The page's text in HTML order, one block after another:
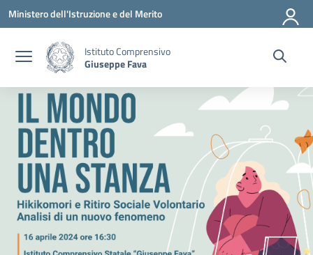
Vai ai contenuti
Vai al menu di navigazione
Vai al footer
Ministero dell'Istruzione e del Merito
Istituto Comprensivo
Giuseppe Fava